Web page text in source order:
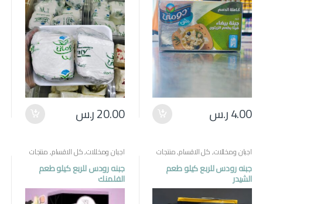
4.00ر.س 20.00ر.س
اجبان ومخللات,كل الاقسام,منتجات
مصرية
جبنه رودس للربع كيلو طعم
الشيدر
اجبان ومخللات,كل الاقسام,منتجات
مصرية
جبنه رودس للربع كيلو طعم
الفلمنك